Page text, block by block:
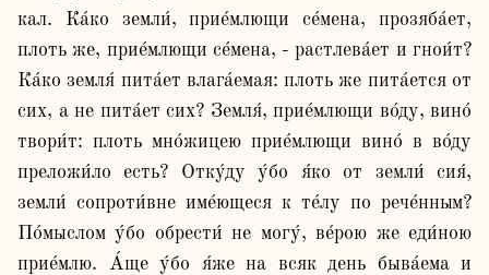
кал. Ка́ко земли́, прие́млющи се́мена, прозяба́ет,
плоть же, прие́млющи се́мена, - растлева́ет и гнои́т?
Ка́ко земля́ пита́ет влага́емая: плоть же пита́ется от
сих, а не пита́ет сих? Земля́, прие́млющи во́ду, вино́
твори́т: плоть мно́жицею прие́млющи вино́ в во́ду
преложи́ло есть? Отку́ду у́бо я́ко от земли́ сия́,
земли́ сопроти́вне име́ющеся к те́лу по рече́нным?
По́мыслом у́бо обрести́ не могу́, ве́рою же еди́ною
прие́млю. А́ще у́бо я́же на всяк день быва́ема и